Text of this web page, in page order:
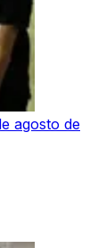
agosto de